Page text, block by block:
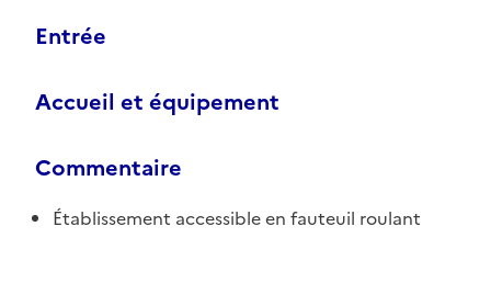
Entrée
Accueil et équipement
Commentaire
Établissement accessible en fauteuil roulant